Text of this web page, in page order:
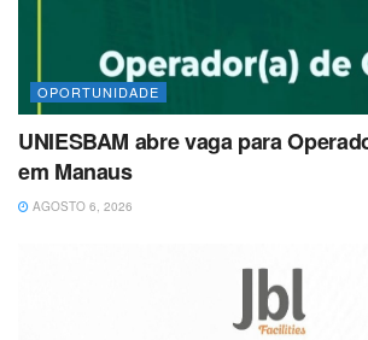
OPORTUNIDADE
UNIESBAM abre vaga para
em Manaus
AGOSTO 6, 2026